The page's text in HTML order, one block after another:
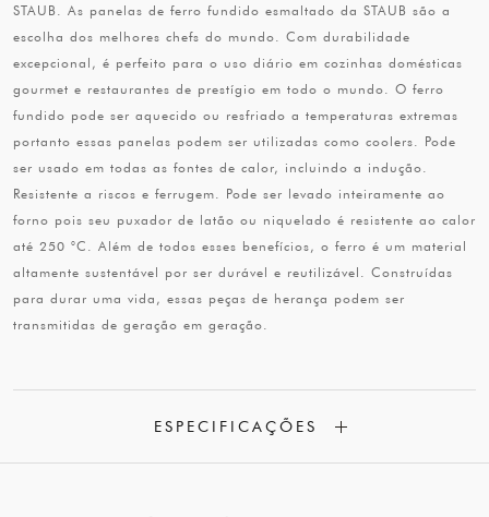
STAUB. As panelas de ferro fundido esmaltado da STAUB são a
escolha dos melhores chefs do mundo. Com durabilidade
excepcional, é perfeito para o uso diário em cozinhas domésticas
gourmet e restaurantes de prestígio em todo o mundo. O ferro
fundido pode ser aquecido ou resfriado a temperaturas extremas
portanto essas panelas podem ser utilizadas como coolers. Pode
ser usado em todas as fontes de calor, incluindo a indução.
Resistente a riscos e ferrugem. Pode ser levado inteiramente ao
forno pois seu puxador de latão ou niquelado é resistente ao calor
até 250 °C. Além de todos esses benefícios, o ferro é um material
altamente sustentável por ser durável e reutilizável. Construídas
para durar uma vida, essas peças de herança podem ser
transmitidas de geração em geração.
ESPECIFICAÇÕES